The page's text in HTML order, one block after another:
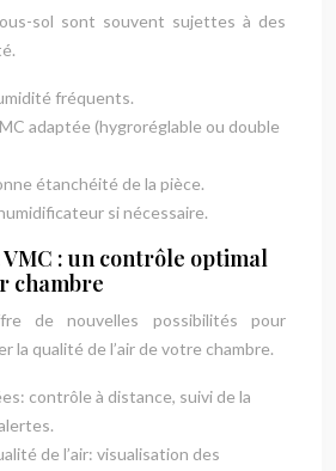
sol sont souvent sujettes à des
fréquents.
adaptée (hygroréglable ou double
étanchéité de la pièce.
si nécessaire.
: un contrôle optimal
chambre
de nouvelles possibilités pour
la qualité de l’air de votre chambre.
contrôle à distance, suivi de la
de l’air: visualisation des